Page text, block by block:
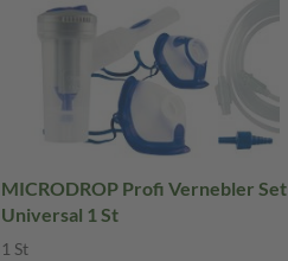
MICRODROP Profi Vernebler Set
Universal 1 St
1 St